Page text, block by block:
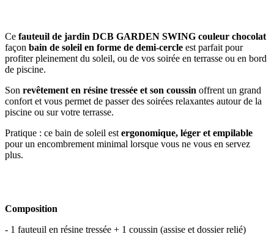
Ce fauteuil de jardin DCB GARDEN SWING couleur chocolat
façon bain de soleil en forme de demi-cercle est parfait pour
profiter pleinement du soleil, ou de vos soirée en terrasse ou en bord
de piscine.
Son revêtement en résine tressée et son coussin offrent un grand
confort et vous permet de passer des soirées relaxantes autour de la
piscine ou sur votre terrasse.
Pratique : ce bain de soleil est ergonomique, léger et empilable
pour un encombrement minimal lorsque vous ne vous en servez
plus.
Composition
- 1 fauteuil en résine tressée + 1 coussin (assise et dossier relié)